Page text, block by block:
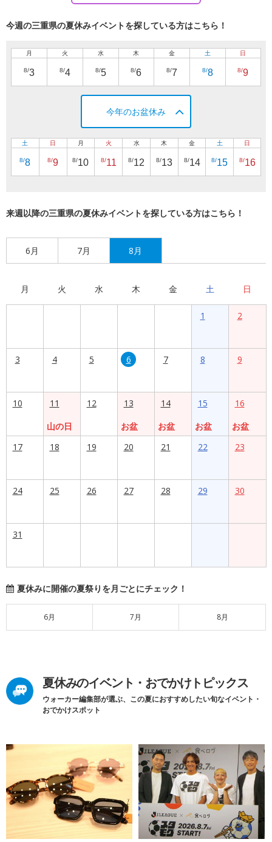
今週の三重県の夏休みイベントを探している方はこちら！
月
8/3
火
8/4
水
8/5
木
8/6
金
8/7
土
8/8
日
8/9
今年のお盆休み
土
8/8
日
8/9
月
8/10
火
8/11
水
8/12
木
8/13
金
8/14
土
8/15
日
8/16
来週以降の三重県の夏休みイベントを探している方はこちら！
6月 7月 8月
月 火 水 木 金 土 日
1 2
3 4 5 6 7 8 9
10
11
山の日
12
13
お盆
14
お盆
15
お盆
16
お盆
17
18 19 20 21 22 23
24 25 26 27 28 29 30
31
夏休みに開催の夏祭りを月ごとにチェック！
6月 7月 8月
夏休みのイベント・おでかけトピックス
ウォーカー編集部が選ぶ、この夏におすすめしたい旬なイベント・
おでかけスポット